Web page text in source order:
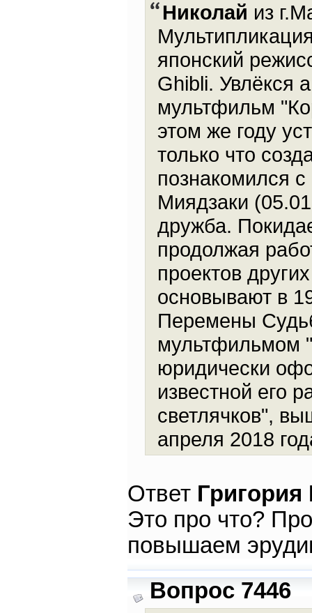
Николай из
японский
Ghibli. Увлёкся
мультфильм
этом же году
только что
познакомился
Миядзаки
дружба.
продолжая
проектов
основывают в
Перемены
мультфильмом
юридически
известной его
светлячков",
апреля 2018
Ответ
Это про что?
повышаем
Вопрос 7446